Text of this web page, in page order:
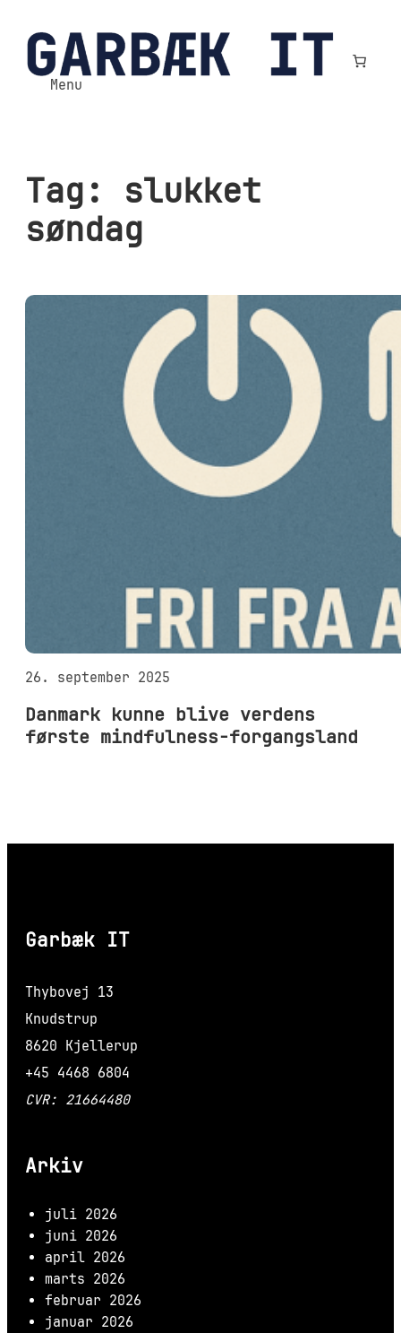
til
indhold
Menu
Tag: slukket
søndag
26. september 2025
Danmark kunne blive verdens
første mindfulness-forgangsland
Garbæk IT
Thybovej 13
Knudstrup
8620 Kjellerup
+45 4468 6804
CVR: 21664480
Arkiv
juli 2026
juni 2026
april 2026
marts 2026
februar 2026
januar 2026